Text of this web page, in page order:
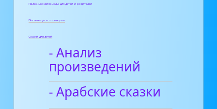
Полезные материалы для детей и родителей
Пословицы и поговорки
Сказки для детей
- Анализ
произведений
- Арабские сказки